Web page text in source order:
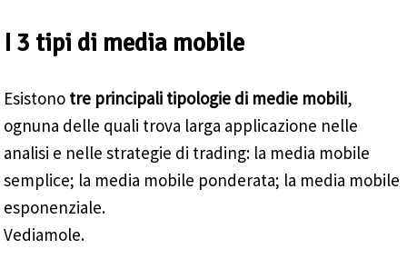
I 3 tipi di media mobile
Esistono tre principali tipologie di medie mobili,
ognuna delle quali trova larga applicazione nelle
analisi e nelle strategie di trading: la media mobile
semplice; la media mobile ponderata; la media mobile
esponenziale.
Vediamole.